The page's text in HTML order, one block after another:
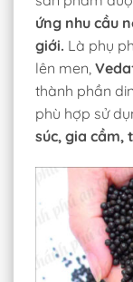
ứng nhu cầu
giới. Là phụ
lên men,
thành phần
phù hợp sử
súc, gia cầm,